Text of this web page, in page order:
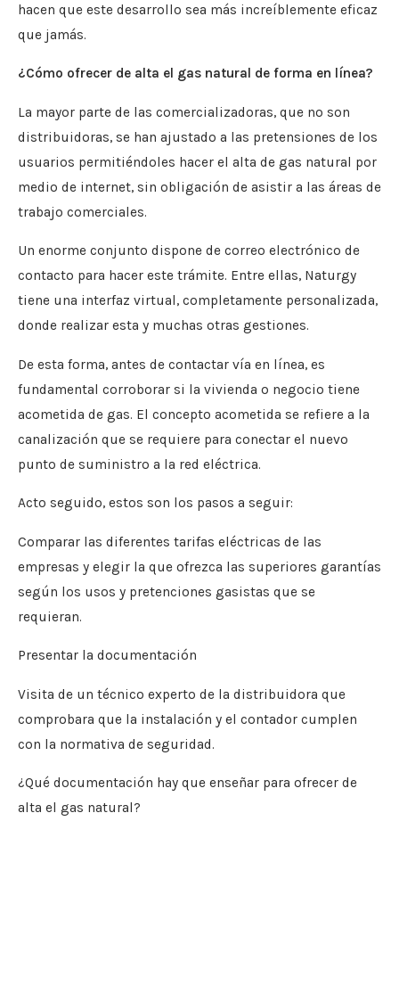
hacen que este desarrollo sea más increíblemente eficaz
que jamás.
¿Cómo ofrecer de alta el gas natural de forma en línea?
La mayor parte de las comercializadoras, que no son
distribuidoras, se han ajustado a las pretensiones de los
usuarios permitiéndoles hacer el alta de gas natural por
medio de internet, sin obligación de asistir a las áreas de
trabajo comerciales.
Un enorme conjunto dispone de correo electrónico de
contacto para hacer este trámite. Entre ellas, Naturgy
tiene una interfaz virtual, completamente personalizada,
donde realizar esta y muchas otras gestiones.
De esta forma, antes de contactar vía en línea, es
fundamental corroborar si la vivienda o negocio tiene
acometida de gas. El concepto acometida se refiere a la
canalización que se requiere para conectar el nuevo
punto de suministro a la red eléctrica.
Acto seguido, estos son los pasos a seguir:
Comparar las diferentes tarifas eléctricas de las
empresas y elegir la que ofrezca las superiores garantías
según los usos y pretenciones gasistas que se
requieran.
Presentar la documentación
Visita de un técnico experto de la distribuidora que
comprobara que la instalación y el contador cumplen
con la normativa de seguridad.
¿Qué documentación hay que enseñar para ofrecer de
alta el gas natural?